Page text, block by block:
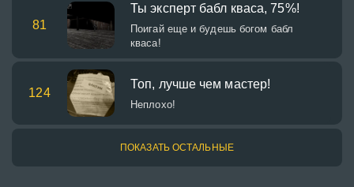
81
Ты эксперт бабл кваса, 75%!
Поигай еще и будешь богом бабл
кваса!
124
Топ, лучше чем мастер!
Неплохо!
ПОКАЗАТЬ ОСТАЛЬНЫЕ